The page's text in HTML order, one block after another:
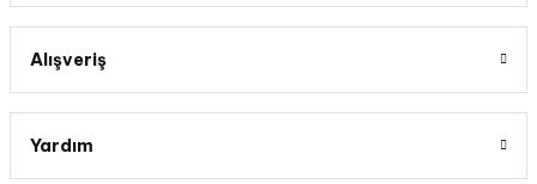
Alışveriş
Yardım